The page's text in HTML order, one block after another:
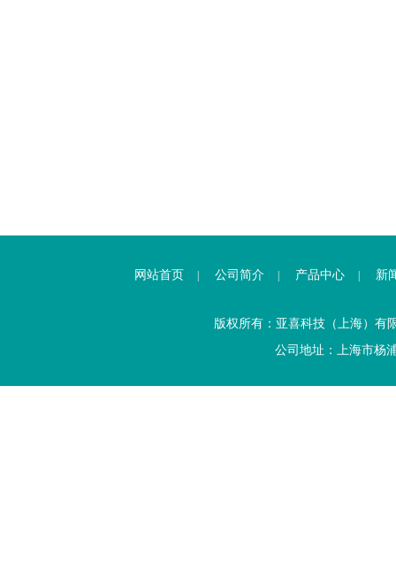
网站首页 公司简介 产品中心 新
版权所有：亚喜科技（上海）
公司地址：上海市杨